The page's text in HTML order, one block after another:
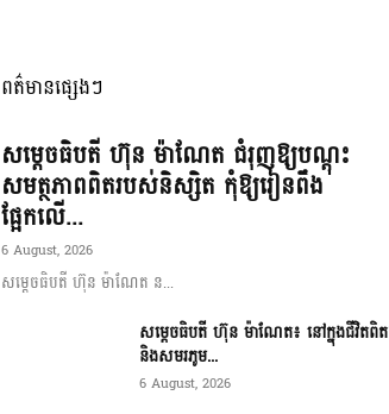
ពត៌មានផ្សេងៗ
សម្តេចធិបតី ហ៊ុន ម៉ាណែត ជំរុញឱ្យបណ្តុះ
សមត្ថភាពពិតរបស់និស្សិត កុំឱ្យរៀនពឹង
ផ្អែកលើ...
6 August, 2026
សម្តេចធិបតី ហ៊ុន ម៉ាណែត ន...
សម្តេចធិបតី ហ៊ុន ម៉ាណែត៖ នៅក្នុងជីវិតពិត
និងសមរភូម...
6 August, 2026